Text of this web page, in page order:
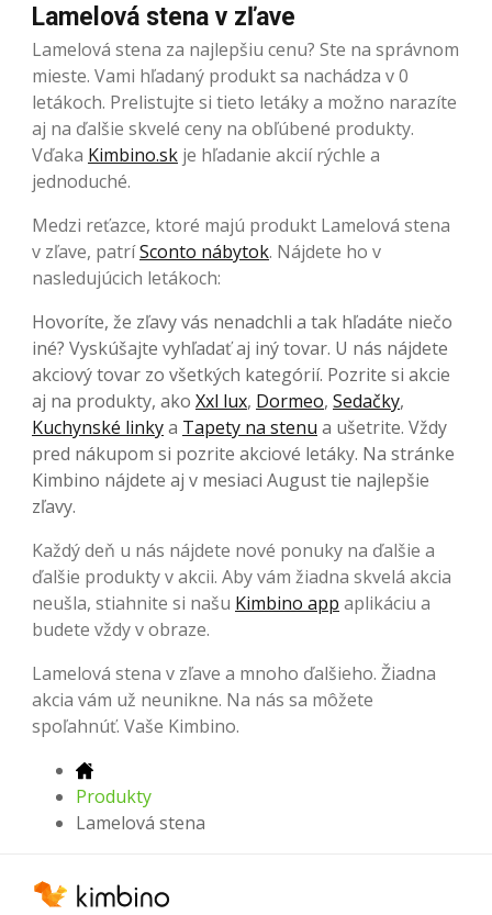
Lamelová stena v zľave
Lamelová stena za najlepšiu cenu? Ste na správnom
mieste. Vami hľadaný produkt sa nachádza v 0
letákoch. Prelistujte si tieto letáky a možno narazíte
aj na ďalšie skvelé ceny na obľúbené produkty.
Vďaka Kimbino.sk je hľadanie akcií rýchle a
jednoduché.
Medzi reťazce, ktoré majú produkt Lamelová stena
v zľave, patríSconto nábytok. Nájdete ho v
nasledujúcich letákoch:
Hovoríte, že zľavy vás nenadchli a tak hľadáte niečo
iné? Vyskúšajte vyhľadať aj iný tovar. U nás nájdete
akciový tovar zo všetkých kategórií. Pozrite si akcie
aj na produkty, ako Xxl lux, Dormeo, Sedačky,
Kuchynské linkya Tapety na stenu a ušetrite. Vždy
pred nákupom si pozrite akciové letáky. Na stránke
Kimbino nájdete aj v mesiaci August tie najlepšie
zľavy.
Každý deň u nás nájdete nové ponuky na ďalšie a
ďalšie produkty v akcii. Aby vám žiadna skvelá akcia
neušla, stiahnite si našu Kimbino app aplikáciu a
budete vždy v obraze.
Lamelová stena v zľave a mnoho ďalšieho. Žiadna
akcia vám už neunikne. Na nás sa môžete
spoľahnúť. Vaše Kimbino.
Produkty
Lamelová stena